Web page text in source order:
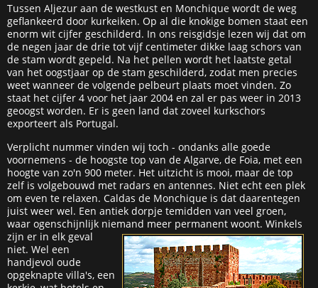
Tussen Aljezur aan de westkust en Monchique wordt de weg
geflankeerd door kurkeiken. Op al die knokige bomen staat een
enorm wit cijfer geschilderd. In ons reisgidsje lezen wij dat om
de negen jaar de drie tot vijf centimeter dikke laag schors van
de stam wordt gepeld. Na het pellen wordt het laatste getal
van het oogstjaar op de stam geschilderd, zodat men precies
weet wanneer de volgende pelbeurt plaats moet vinden. Zo
staat het cijfer 4 voor het jaar 2004 en zal er pas weer in 2013
geoogst worden. Er is geen land dat zoveel kurkschors
exporteert als Portugal.
Verplicht nummer vinden wij toch - ondanks alle goede
voornemens - de hoogste top van de Algarve, de Foia, met een
hoogte van zo'n 900 meter. Het uitzicht is mooi, maar de top
zelf is volgebouwd met radars en antennes. Niet echt een plek
om even te relaxen. Caldas de Monchique is dat daarentegen
juist weer wel. Een antiek dorpje temidden van veel groen,
waar ogenschijnlijk niemand meer permanent woont. Winkels
zijn er in elk geval
niet. Wel een
handjevol oude
opgeknapte villa's, een